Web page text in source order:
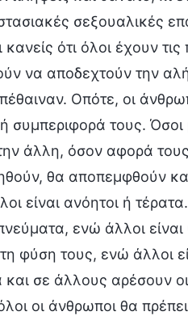
σεξουαλικές
ότι όλοι έχουν
να αποδεχτούν την
Οπότε, οι
συμπεριφορά τους.
άλλη, όσον αφορά
θα αποπεμφθούν
είναι ανόητοι ή
ενώ άλλοι είναι
φύση τους, ενώ άλλοι
και σε άλλους αρέσουν
οι άνθρωποι θα